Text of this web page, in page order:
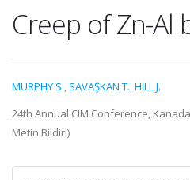
Creep of Zn-Al
MURPHY S., SAVAŞKAN T.,HILL J.
24th Annual CIM Conference,
Metin Bildiri)